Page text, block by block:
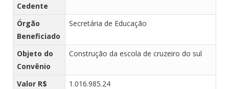
Cedente
Órgão
Beneficiado
Secretária de Educação
Objeto do
Convênio
Construção da escola de cruzeiro do sul
Valor R$
1.016.985.24